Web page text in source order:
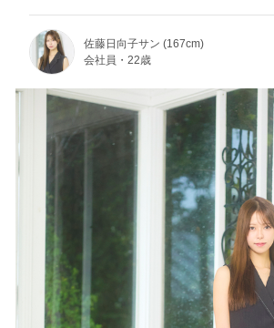
佐藤日向子サン (167cm)
会社員・22歳